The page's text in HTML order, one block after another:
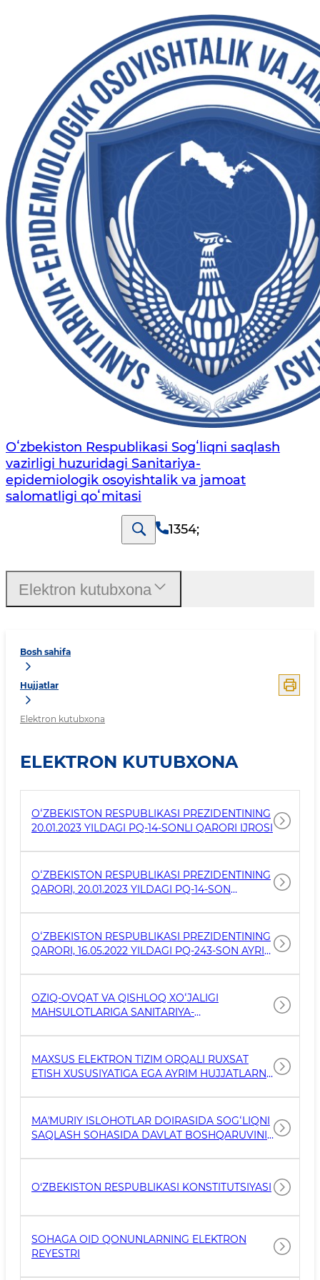
Oʻzbekiston Respublikasi Sogʻliqni saqlash
vazirligi huzuridagi Sanitariya-
epidemiologik osoyishtalik va jamoat
salomatligi qoʻmitasi
1354;
Bosh sahifa
Hujjatlar
Elektron kutubxona
ELEKTRON KUTUBXONA
OʻZBEKISTON RESPUBLIKASI PREZIDENTINING
20.01.2023 YILDAGI PQ-14-SONLI QARORI IJROSI
OʻZBEKISTON RESPUBLIKASI PREZIDENTINING
QARORI, 20.01.2023 YILDAGI PQ-14-SON
KELTIRIB CHIQARADIGAN KASALLIKKA QARSHI
KURASHISH TIZIMINI YANADA KUCHAYTIRISH
CHORA-TADBIRLARI TOʻGʻRISIDA
OʻZBEKISTON RESPUBLIKASI PREZIDENTINING
QARORI, 16.05.2022 YILDAGI PQ-243-SON AYRIM
TARQALISHIGA QARSHI KURASHISH CHORA-
TADBIRLARINI TAKOMILLASHTIRISH
TOʻGʻRISIDA
OZIQ-OVQAT VA QISHLOQ XOʻJALIGI
MAHSULOTLARIGA SANITARIYA-
DAVLAT XIZMATINI KOʻRSATISHNING MAʼMURIY
REGLAMENTINI TASDIQLASH TOʻGʻRISIDA
MAXSUS ELEKTRON TIZIM ORQALI RUXSAT
ETISH XUSUSIYATIGA EGA AYRIM HUJJATLARNI
YAGONA NIZOMNI TASDIQLASH HAQIDA
MAʼMURIY ISLOHOTLAR DOIRASIDA SOGʻLIQNI
SAQLASH SOHASIDA DAVLAT BOSHQARUVINI
TOʻGʻRISIDA
O‘ZBEKISTON RESPUBLIKASI KONSTITUTSIYASI
SOHAGA OID QONUNLARNING ELEKTRON
REYESTRI
Elektron kutubxona